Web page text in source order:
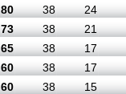
80 38
24
73 38
21
65 38
17
60 38
17
60 38
15